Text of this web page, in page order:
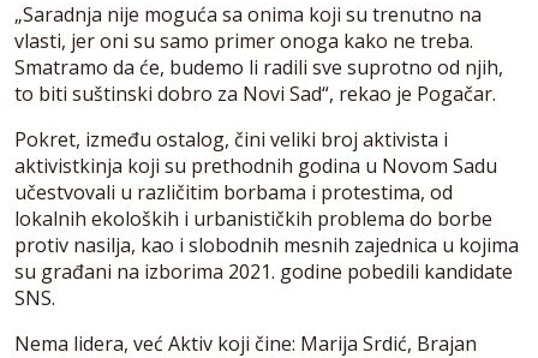
„Saradnja nije moguća sa onima koji su trenutno na
vlasti, jer oni su samo primer onoga kako ne treba.
Smatramo da će, budemo li radili sve suprotno od njih,
to biti suštinski dobro za Novi Sad“, rekao je Pogačar.
Pokret, između ostalog, čini veliki broj aktivista i
aktivistkinja koji su prethodnih godina u Novom Sadu
učestvovali u različitim borbama i protestima, od
lokalnih ekoloških i urbanističkih problema do borbe
protiv nasilja, kao i slobodnih mesnih zajednica u kojima
su građani na izborima 2021. godine pobedili kandidate
SNS.
Nema lidera, već Aktiv koji čine: Marija Srdić, Brajan